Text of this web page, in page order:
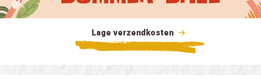
Lage verzendkosten